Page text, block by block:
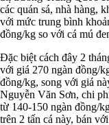
các quán sá, nhà hàng,
với mức trung bình
đồng/kg so với cá mú
Đặc biệt cách đây 2
với giá 270 ngàn đồng/
đồng/kg, song với giá
Nguyễn Văn Sơn, chi
từ 140-150 ngàn đồng/
trên 2 tấn cá này, bán